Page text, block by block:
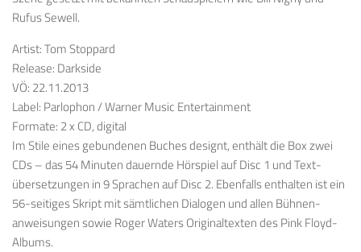
Rufus Sewell.
Artist: Tom Stoppard
Release: Darkside
VÖ: 22.11.2013
Label: Parlophon / Warner Music Entertainment
Formate: 2 x CD, digital
Im Stile eines gebundenen Buches designt, enthält die Box zwei
CDs – das 54 Minuten dauernde Hörspiel auf Disc 1 und Text-
übersetzungen in 9 Sprachen auf Disc 2. Ebenfalls enthalten ist ein
56-seitiges Skript mit sämtlichen Dialogen und allen Bühnen-
anweisungen sowie Roger Waters Originaltexten des Pink Floyd-
Albums.